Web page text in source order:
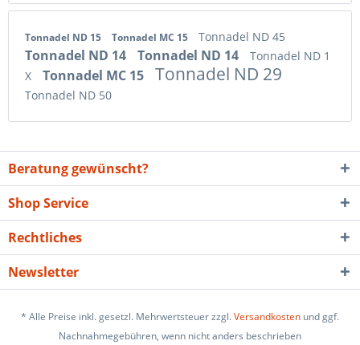
Tonnadel ND 15 Tonnadel MC 15 Tonnadel ND 45
Tonnadel ND 14 Tonnadel ND 14
Tonnadel ND 1
X
Tonnadel MC 15 Tonnadel ND 29
Tonnadel ND 50
Beratung gewünscht?
Shop Service
Rechtliches
Newsletter
* Alle Preise inkl. gesetzl. Mehrwertsteuer zzgl.Versandkosten und ggf.
Nachnahmegebühren, wenn nicht anders beschrieben